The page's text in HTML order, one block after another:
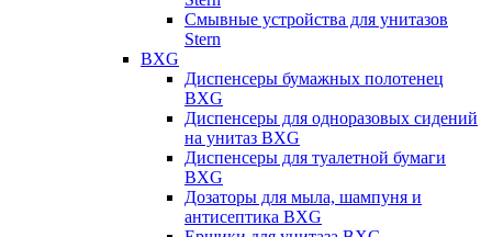
Смывные устройства для унитазов
Stern
BXG
Диспенсеры бумажных полотенец
BXG
Диспенсеры для одноразовых сидений
на унитаз BXG
Диспенсеры для туалетной бумаги
BXG
Дозаторы для мыла, шампуня и
антисептика BXG